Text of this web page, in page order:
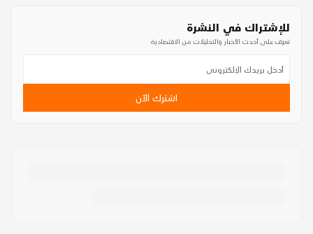
للإشتراك في النشرة
تعرف على أحدث الأخبار والتحليلات من الاقتصادية
اشترك الآن